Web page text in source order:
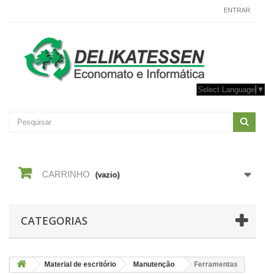
ENTRAR
Select Language ▼
CARRINHO (vazio)
CATEGORIAS
Material de escritório Manutenção Ferramentas